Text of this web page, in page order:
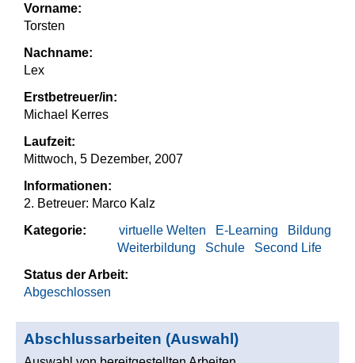
Vorname:
Torsten
Nachname:
Lex
Erstbetreuer/in:
Michael Kerres
Laufzeit:
Mittwoch, 5 Dezember, 2007
Informationen:
2. Betreuer: Marco Kalz
Kategorie:
Bildung
E-Learning
virtuelle Welten
Second Life
Schule
Weiterbildung
Status der Arbeit:
Abgeschlossen
Abschlussarbeiten (Auswahl)